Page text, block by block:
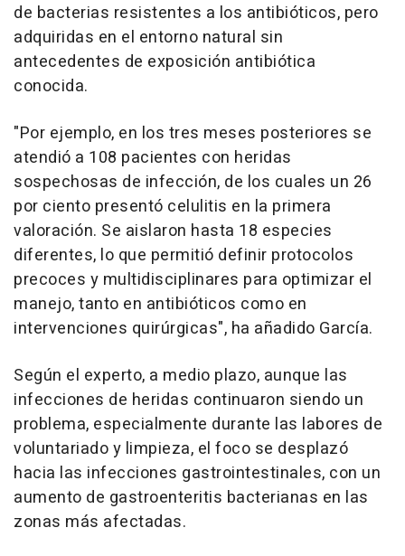
de bacterias resistentes a los antibióticos, pero
adquiridas en el entorno natural sin
antecedentes de exposición antibiótica
conocida.
"Por ejemplo, en los tres meses posteriores se
atendió a 108 pacientes con heridas
sospechosas de infección, de los cuales un 26
por ciento presentó celulitis en la primera
valoración. Se aislaron hasta 18 especies
diferentes, lo que permitió definir protocolos
precoces y multidisciplinares para optimizar el
manejo, tanto en antibióticos como en
intervenciones quirúrgicas", ha añadido García.
Según el experto, a medio plazo, aunque las
infecciones de heridas continuaron siendo un
problema, especialmente durante las labores de
voluntariado y limpieza, el foco se desplazó
hacia las infecciones gastrointestinales, con un
aumento de gastroenteritis bacterianas en las
zonas más afectadas.